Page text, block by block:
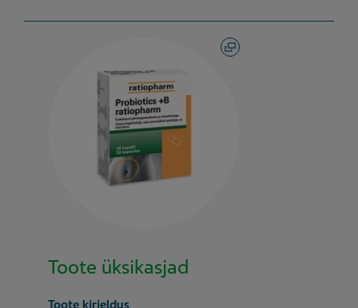
Toote üksikasjad
Toote kirjeldus